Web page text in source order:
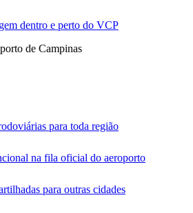
dentro e perto do VCP
de Campinas
para toda região
na fila oficial do aeroporto
para outras cidades